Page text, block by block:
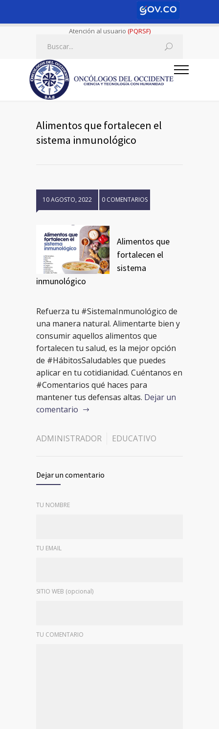
Atención al usuario (PQRSF)
Alimentos que fortalecen el
sistema inmunológico
10 AGOSTO, 2022 0 COMENTARIOS
Alimentos que
fortalecen el
sistema
inmunológico
Refuerza tu #SistemaInmunológico de
una manera natural. Alimentarte bien y
consumir aquellos alimentos que
fortalecen tu salud, es la mejor opción
de #HábitosSaludables que puedes
aplicar en tu cotidianidad. Cuéntanos en
#Comentarios qué haces para
mantener tus defensas altas. Dejar un
comentario
ADMINISTRADOR EDUCATIVO
Dejar un comentario
TU NOMBRE
TU EMAIL
SITIO WEB (opcional)
TU COMENTARIO